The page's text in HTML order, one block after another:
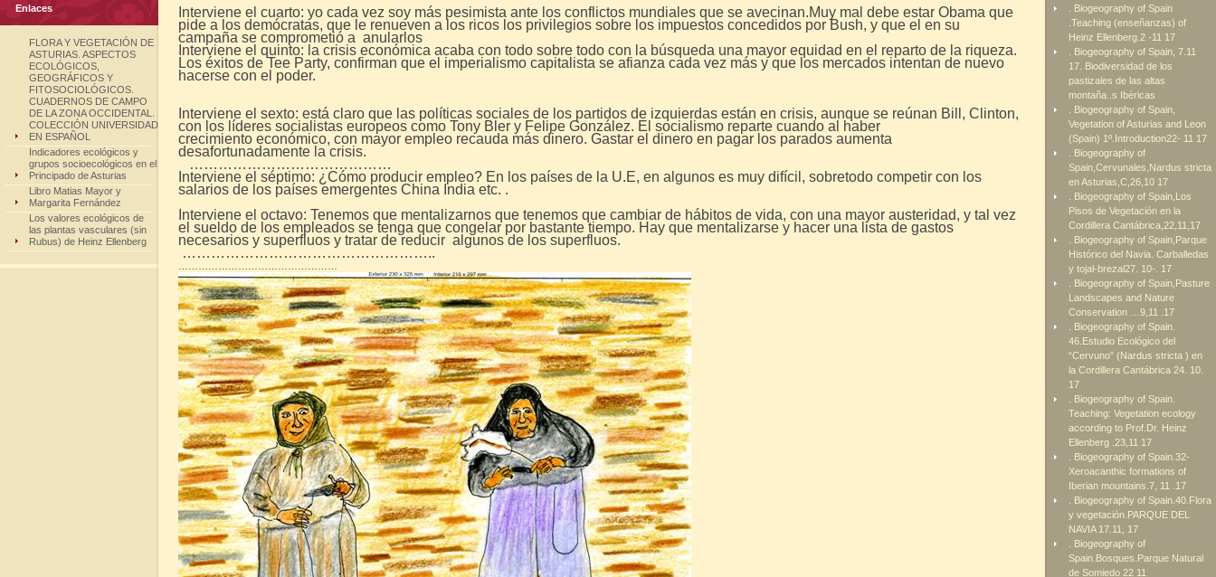
Enlaces
FLORA Y VEGETACIÓN DE
ASTURIAS. ASPECTOS
ECOLÓGICOS,
GEOGRÁFICOS Y
FITOSOCIOLÓGICOS.
CUADERNOS DE CAMPO
DE LA ZONA OCCIDENTAL.
COLECCIÓN UNIVERSIDAD
EN ESPAÑOL
Indicadores ecológicos y
grupos socioecológicos en el
Principado de Asturias
Libro Matias Mayor y
Margarita Fernández
Los valores ecológicos de
las plantas vasculares (sin
Rubus) de Heinz Ellenberg
Interviene el cuarto: yo cada vez soy más pesimista ante los conflictos mundiales que se avecinan.Muy mal debe estar Obama que
pide a los demócratas, que le renueven a los ricos los privilegios sobre los impuestos concedidos por Bush, y que el en su
campaña se comprometió a anularlos
Interviene el quinto: la crisis económica acaba con todo sobre todo con la búsqueda una mayor equidad en el reparto de la riqueza.
Los éxitos de Tee Party, confirman que el imperialismo capitalista se afianza cada vez más y que los mercados intentan de nuevo
hacerse con el poder.
Interviene el sexto: está claro que las políticas sociales de los partidos de izquierdas están en crisis, aunque se reúnan Bill, Clinton,
con los líderes socialistas europeos como Tony Bler y Felipe González. El socialismo reparte cuando al haber
crecimiento económico, con mayor empleo recauda más dinero. Gastar el dinero en pagar los parados aumenta
desafortunadamente la crisis.
……………………………………
Interviene el séptimo: ¿Cómo producir empleo? En los países de la U.E, en algunos es muy difícil, sobretodo competir con los
salarios de los países emergentes China India etc. .
Interviene el octavo: Tenemos que mentalizarnos que tenemos que cambiar de hábitos de vida, con una mayor austeridad, y tal vez
el sueldo de los empleados se tenga que congelar por bastante tiempo. Hay que mentalizarse y hacer una lista de gastos
necesarios y superfluos y tratar de reducir algunos de los superfluos.
……………………………………………..
. Biogeography of Spain
.Teaching (enseñanzas) of
Heinz Ellenberg.2 -11 17
. Biogeography of Spain, 7.11
17. Biodiversidad de los
pastizales de las altas
montaña..s Ibéricas
. Biogeography of Spain,
Vegetation of Asturias and Leon
(Spain) 1º.Introduction22- 11 17
. Biogeography of
Spain,Cervunales,Nardus stricta
en Asturias,C,26,10 17
. Biogeography of Spain,Los
Pisos de Vegetación en la
Cordillera Cantábrica,22,11,17
. Biogeography of Spain,Parque
Histórico del Navia. Carballedas
y tojal-brezal27. 10-. 17
. Biogeography of Spain,Pasture
Landscapes and Nature
Conservation …9,11 .17
. Biogeography of Spain.
46.Estudio Ecológico del
“Cervuno” (Nardus stricta ) en
la Cordillera Cantábrica 24. 10.
17
. Biogeography of Spain.
Teaching: Vegetation ecology
according to Prof.Dr. Heinz
Ellenberg .23,11 17
. Biogeography of Spain.32-
Xeroacanthic formations of
Iberian mountains.7, 11 .17
. Biogeography of Spain.40.Flora
y vegetación.PARQUE DEL
NAVIA 17.11, 17
. Biogeography of
Spain.Bosques.Parque Natural
de Somiedo 22 11